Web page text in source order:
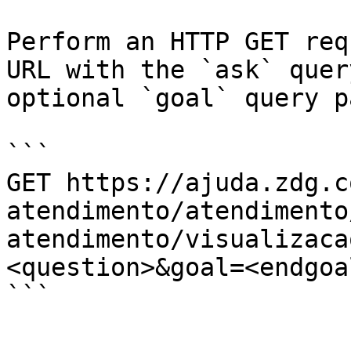
Perform an HTTP GET
URL with the `ask`
optional `goal` query
```
GET https://
atendimento/
atendimento/
```